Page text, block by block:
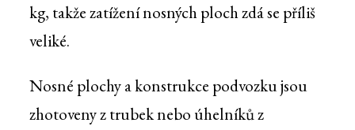
kg, takže zatížení nosných ploch zdá se příliš
veliké.
Nosné plochy a konstrukce podvozku jsou
zhotoveny z trubek nebo úhelníků z